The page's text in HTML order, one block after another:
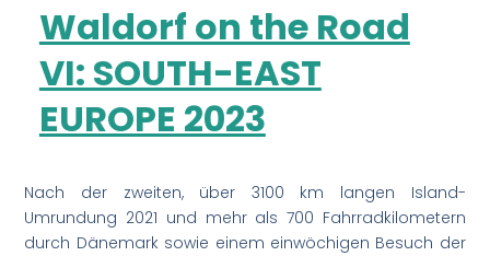
Waldorf on the Road
VI: SOUTH-EAST
EUROPE 2023
Nach der zweiten, über 3100 km langen Island-
Umrundung 2021 und mehr als 700 Fahrradkilometern
durch Dänemark sowie einem einwöchigen Besuch der